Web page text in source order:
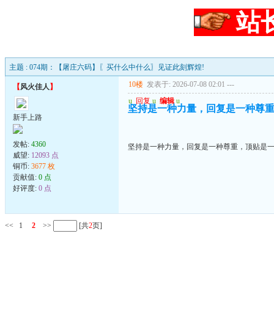
站
主题 : 074期：【屠庄六码】〖买什么中什么〗见证此刻辉煌!
【风火佳人 】
新手上路
发帖: 4360
威望: 12093 点
铜币: 3677 枚
贡献值: 0 点
好评度: 0 点
10楼 发表于: 2026-07-08 02:01 ---
u 回复 u 编辑 u
坚持是一种力量，回复是一种尊
坚持是一种力量，回复是一种尊重，顶贴是
<< 1 2 >> [共2页]